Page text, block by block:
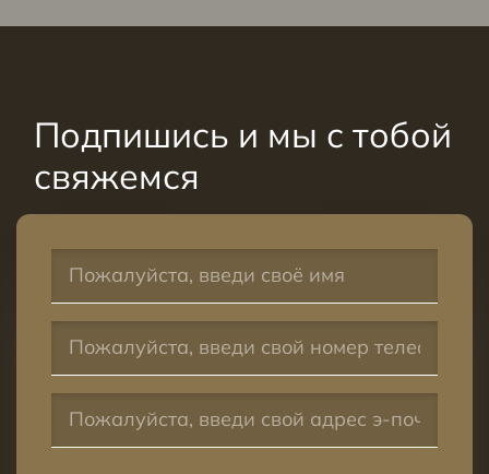
Подпишись и мы с тобой
свяжемся